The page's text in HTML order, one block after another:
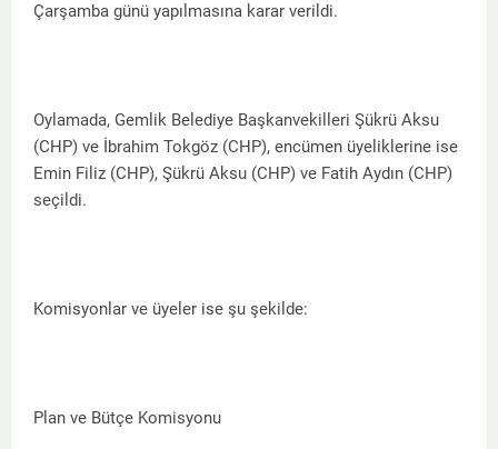
Çarşamba günü yapılmasına karar verildi.
Oylamada, Gemlik Belediye Başkanvekilleri Şükrü Aksu
(CHP) ve İbrahim Tokgöz (CHP), encümen üyeliklerine ise
Emin Filiz (CHP), Şükrü Aksu (CHP) ve Fatih Aydın (CHP)
seçildi.
Komisyonlar ve üyeler ise şu şekilde:
Plan ve Bütçe Komisyonu